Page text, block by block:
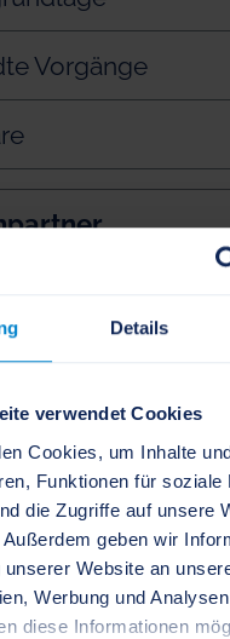
Details
verwendet Cookies
Cookies, um Inhalte
Funktionen für soziale
die Zugriffe auf unsere
geben wir
unserer Website an
Werbung und
diese Informationen
Vorgänge
Holstein
530550-0
530550-99
sh.de
sh.de
10